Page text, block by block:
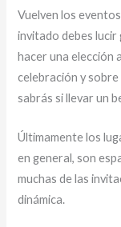
Vuelven los
invitado debes lucir
hacer una elección
celebración y
sabrás si llevar un
Últimamente los
en general, son
muchas de las
dinámica.